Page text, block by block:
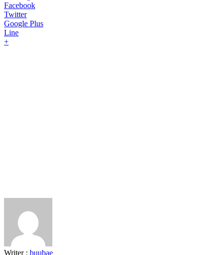
Facebook
Twitter
Google Plus
Line
+
Writer : buubae